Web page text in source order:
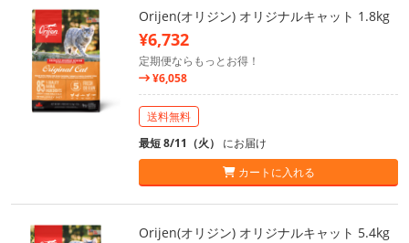
Orijen(オリジン) オリジナルキャット 1.8kg
¥6,732
定期便ならもっとお得！
¥6,058
送料無料
最短 8/11（火） にお届け
カートに入れる
Orijen(オリジン) オリジナルキャット 5.4kg